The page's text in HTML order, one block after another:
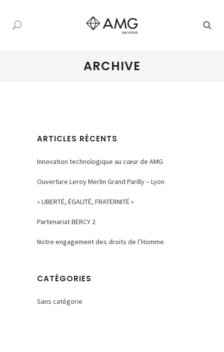
ARCHIVE
ARTICLES RÉCENTS
Innovation technologique au cœur de AMG
Ouverture Leroy Merlin Grand Parilly – Lyon
« LIBERTÉ, ÉGALITÉ, FRATERNITÉ »
Partenariat BERCY 2
Notre engagement des droits de l’Homme
CATÉGORIES
Sans catégorie